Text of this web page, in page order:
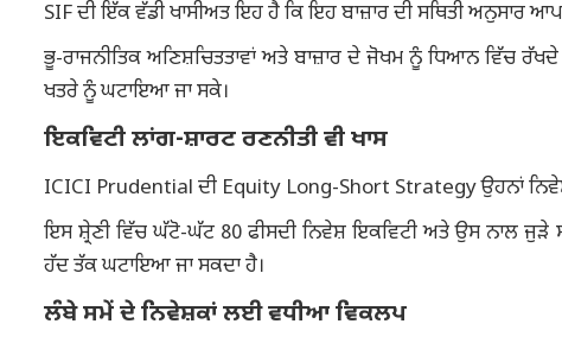
SIF ਦੀ ਇੱਕ ਵੱਡੀ ਖਾਸੀਅਤ ਇਹ ਹੈ ਕਿ ਇਹ ਬਾਜ਼ਾਰ ਦੀ ਸਥਿਤੀ ਅਨੁਸਾਰ
ਭੂ-ਰਾਜਨੀਤਿਕ ਅਣਿਸ਼ਚਿਤਤਾਵਾਂ ਅਤੇ ਬਾਜ਼ਾਰ ਦੇ ਜੋਖਮ ਨੂੰ ਧਿਆਨ ਵਿੱਚ
ਖਤਰੇ ਨੂੰ ਘਟਾਇਆ ਜਾ ਸਕੇ।
ਇਕਵਿਟੀ ਲਾਂਗ-ਸ਼ਾਰਟ ਰਣਨੀਤੀ ਵੀ ਖਾਸ
ICICI Prudential ਦੀ Equity Long-Short Strategy ਉਹਨਾਂ
ਇਸ ਸ਼੍ਰੇਣੀ ਵਿੱਚ ਘੱਟੋ-ਘੱਟ 80 ਫੀਸਦੀ ਨਿਵੇਸ਼ ਇਕਵਿਟੀ ਅਤੇ ਉਸ ਨਾਲ ਜੁੜੇ
ਹੱਦ ਤੱਕ ਘਟਾਇਆ ਜਾ ਸਕਦਾ ਹੈ।
ਲੰਬੇ ਸਮੇਂ ਦੇ ਨਿਵੇਸ਼ਕਾਂ ਲਈ ਵਧੀਆ ਵਿਕਲਪ